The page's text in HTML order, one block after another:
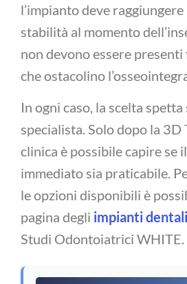
l’impianto deve
stabilità al momento
non devono essere
che ostacolino
In ogni caso, la scelta
specialista. Solo dopo la 3D
clinica è possibile capire se
immediato sia praticabile.
le opzioni disponibili è
pagina degli impianti
Studi Odontoiatrici WHITE.